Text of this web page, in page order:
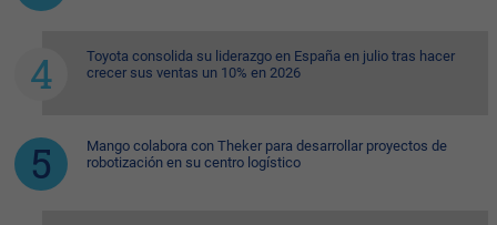
Toyota consolida su liderazgo en España en julio tras hacer
crecer sus ventas un 10% en 2026
Mango colabora con Theker para desarrollar proyectos de
robotización en su centro logístico